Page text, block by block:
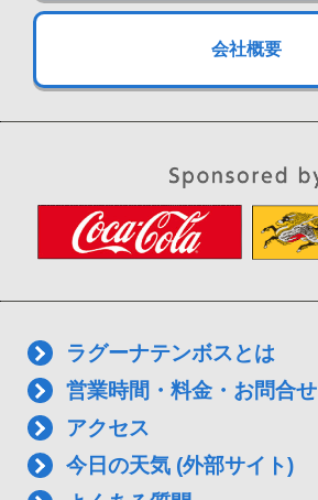
会社概要
ラグーナテンボスとは
営業時間・料金・お問合せ
アクセス
今日の天気 (外部サイト)